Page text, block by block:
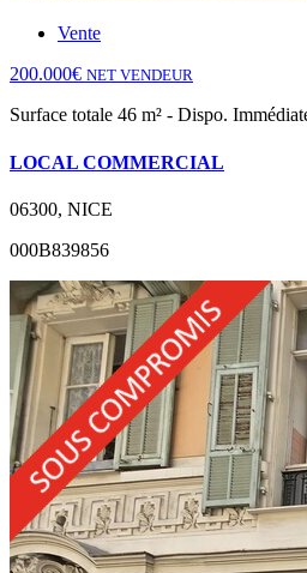
Vente
200.000€ NET VENDEUR
Surface totale 46 m² - Dispo.
LOCAL COMMERCIAL
06300, NICE
000B839856